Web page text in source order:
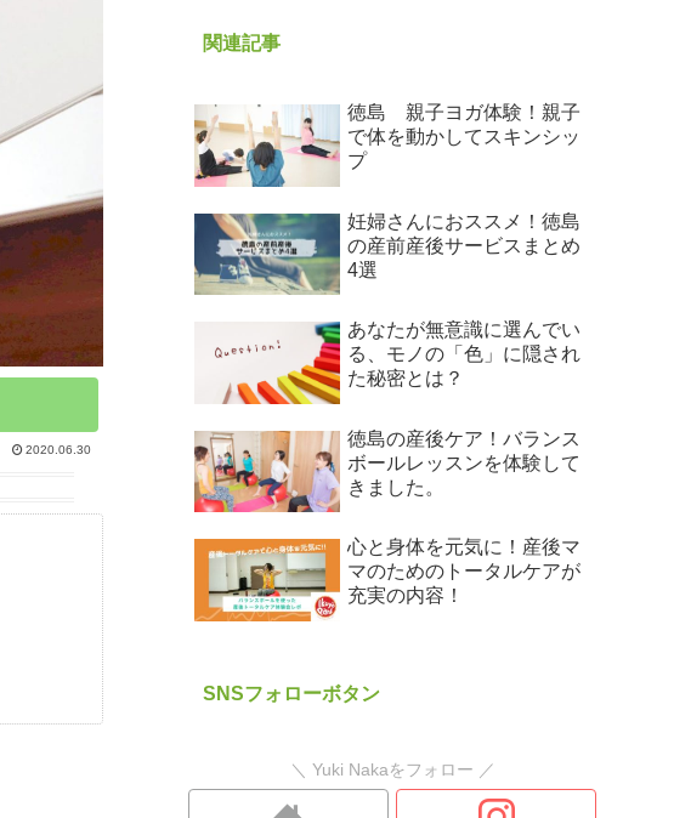
2020.06.30
関連記事
徳島 親子ヨガ体験！親子
で体を動かしてスキンシッ
プ
妊婦さんにおススメ！徳島
の産前産後サービスまとめ
4選
あなたが無意識に選んでい
る、モノの「色」に隠され
た秘密とは？
徳島の産後ケア！バランス
ボールレッスンを体験して
きました。
心と身体を元気に！産後マ
マのためのトータルケアが
充実の内容！
SNSフォローボタン
＼ Yuki Nakaをフォロー ／